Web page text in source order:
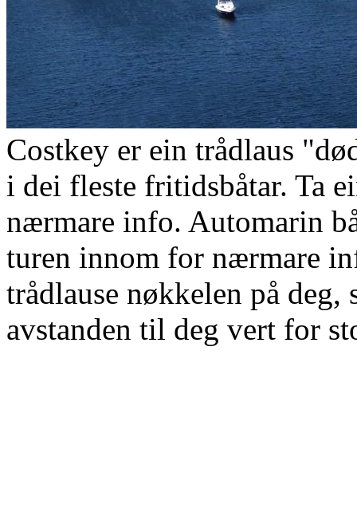
Costkey er ein trådlaus
i dei fleste fritidsbåtar. Ta
nærmare info. Automarin
turen innom for nærmare
trådlause nøkkelen på
avstanden til deg vert for